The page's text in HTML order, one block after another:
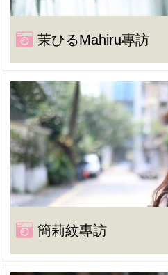
茉ひるMahiru專訪
簡莉紋專訪